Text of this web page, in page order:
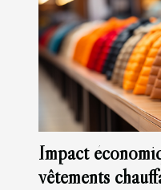
Impact
vêtements